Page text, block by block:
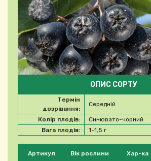
Будь ласка, виберіть продукт
Артикул Вік рослини Хар-ка
ОПИС СОРТУ
Термін
дозрівання:
Середній
Колір плодів:
Синювато-чорний
Вага плодів:
1-1,5 г